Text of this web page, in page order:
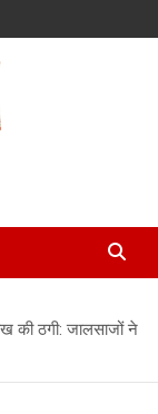
की ठगी: जालसाजों ने